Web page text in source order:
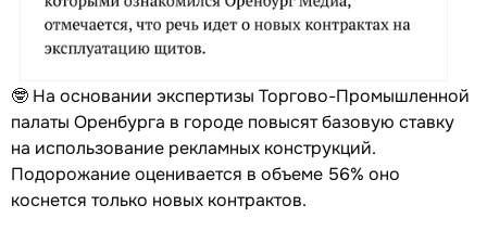
🤓 На основании экспертизы Торгово-Промышленной
палаты Оренбурга в городе повысят базовую ставку
на использование рекламных конструкций.
Подорожание оценивается в объеме 56% оно
коснется только новых контрактов.